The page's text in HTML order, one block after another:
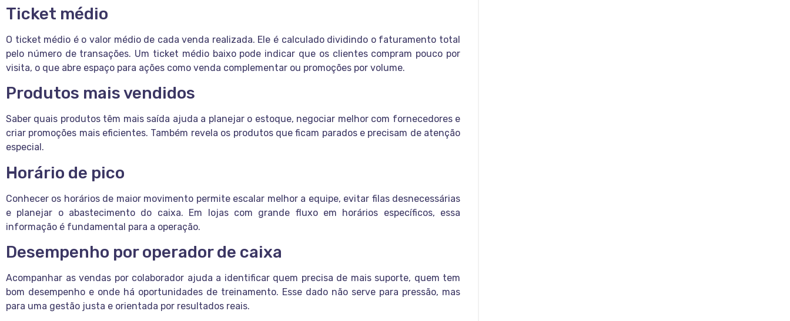
Ticket médio
O ticket médio é o valor médio de cada venda realizada. Ele é calculado dividindo o faturamento total
pelo número de transações. Um ticket médio baixo pode indicar que os clientes compram pouco por
visita, o que abre espaço para ações como venda complementar ou promoções por volume.
Produtos mais vendidos
Saber quais produtos têm mais saída ajuda a planejar o estoque, negociar melhor com fornecedores e
criar promoções mais eficientes. Também revela os produtos que ficam parados e precisam de atenção
especial.
Horário de pico
Conhecer os horários de maior movimento permite escalar melhor a equipe, evitar filas desnecessárias
e planejar o abastecimento do caixa. Em lojas com grande fluxo em horários específicos, essa
informação é fundamental para a operação.
Desempenho por operador de caixa
Acompanhar as vendas por colaborador ajuda a identificar quem precisa de mais suporte, quem tem
bom desempenho e onde há oportunidades de treinamento. Esse dado não serve para pressão, mas
para uma gestão justa e orientada por resultados reais.